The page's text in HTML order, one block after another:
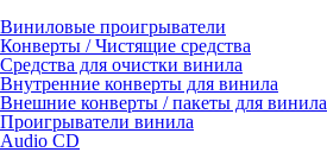
Виниловые проигрыватели
Конверты / Чистящие средства
Средства для очистки винила
Внутренние конверты для винила
Внешние конверты / пакеты для винила
Проигрыватели винила
Audio CD